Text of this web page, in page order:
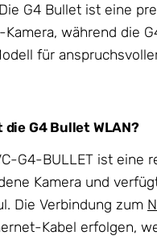
G4 Bullet ist eine
während die
für
G4 Bullet WLAN?
G4-BULLET ist eine
Kamera und
Die Verbindung zum
Kabel erfolgen,